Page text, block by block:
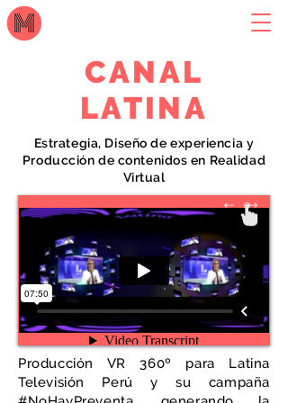
CANAL
LATINA
Estrategia, Diseño de experiencia y
Producción de contenidos en Realidad
Virtual
Producción VR 360º para Latina
Televisión Perú y su campaña